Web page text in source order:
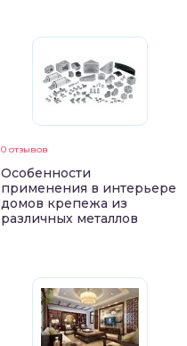
0 отзывов
Особенности
применения в интерьере
домов крепежа из
различных металлов